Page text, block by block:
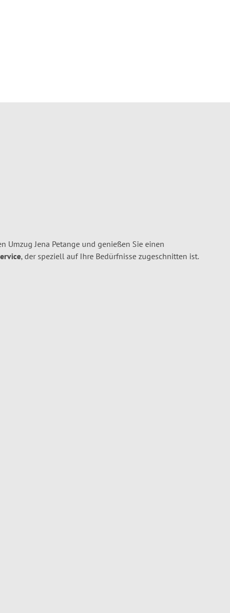
Umzug Jena Petange und genießen Sie einen
, der speziell auf Ihre Bedürfnisse zugeschnitten ist.